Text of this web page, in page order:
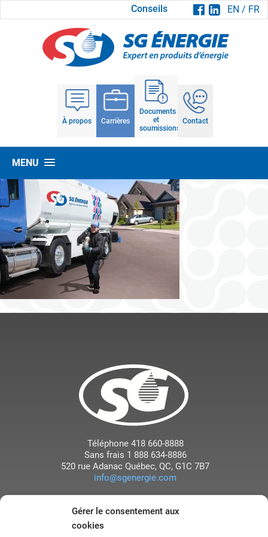
Gérer le consentement aux
cookies
Conseils EN / FR
À propos Carrières
Documents
et
soumissions
Contact
MENU
Téléphone418 660-8888
Sans frais 1 888 634-8886
520 rue Adanac Québec, QC, G1C 7B7
info@sgenergie.com